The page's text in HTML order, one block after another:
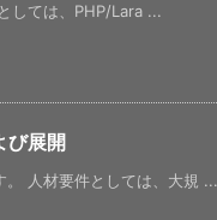
しては、PHP/Lara ...
び展開
人材要件としては、大規 ...